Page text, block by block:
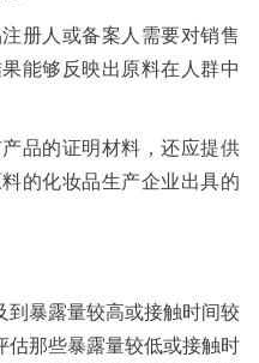
册人或备案人需要对销售
能够反映出原料在人群中
品的证明材料，还应提供
的化妆品生产企业出具的
到暴露量较高或接触时间较
那些暴露量较低或接触时